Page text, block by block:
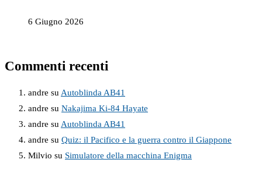
6 Giugno 2026
Commenti recenti
andre su Autoblinda AB41
andre su Nakajima Ki-84 Hayate
andre su Autoblinda AB41
andre su Quiz: il Pacifico e la guerra contro il Giappone
Milvio su Simulatore della macchina Enigma